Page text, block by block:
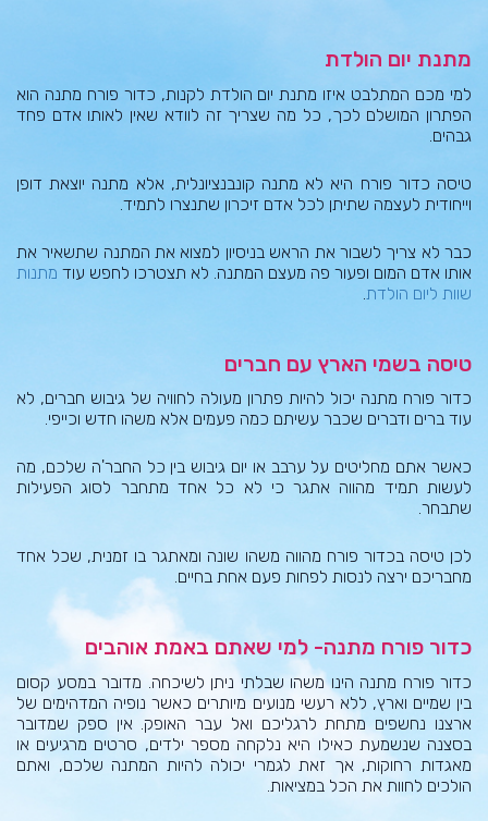
מתנת יום הולדת
למי מכם המתלבט איזו מתנת יום הולדת לקנות, כדור פורח מתנה הוא
הפתרון המושלם לכך, כל מה שצריך זה לוודא שאין לאותו אדם פחד
גבהים.
טיסה כדור פורח היא לא מתנה קונבנציונלית, אלא מתנה יוצאת דופן
וייחודית לעצמה שתיתן לכל אדם זיכרון שתנצרו לתמיד.
כבר לא צריך לשבור את הראש בניסיון למצוא את המתנה שתשאיר את
אותו אדם המום ופעור פה מעצם המתנה. לא תצטרכו לחפש עוד מתנות
שוות ליום הולדת
טיסה בשמי הארץ עם חברים
כדור פורח מתנה יכול להיות פתרון מעולה לחוויה של גיבוש חברים, לא
עוד ברים ודברים שכבר עשיתם כמה פעמים אלא משהו חדש וכייפי.
כאשר אתם מחליטים על ערבב או יום גיבוש בין כל החבר'ה שלכם, מה
לעשות תמיד מהווה אתגר כי לא כל אחד מתחבר לסוג הפעילות
שתבחר.
לכן טיסה בכדור פורח מהווה משהו שונה ומאתגר בו זמנית, שכל אחד
מחבריכם ירצה לנסות לפחות פעם אחת בחיים.
כדור פורח מתנה- למי שאתם באמת אוהבים
כדור פורח מתנה הינו משהו שבלתי ניתן לשיכחה. מדובר במסע קסום
בין שמיים וארץ, ללא רעשי מנועים מיותרים כאשר נופיה המדהימים של
ארצנו נחשפים מתחת לרגליכם ואל עבר האופק. אין ספק שמדובר
בסצנה שנשמעת כאילו היא נלקחה מספר ילדים, סרטים מרגיעים או
מאגדות רחוקות, אך זאת לגמרי יכולה להיות המתנה שלכם, ואתם
הולכים לחוות את הכל במציאות.